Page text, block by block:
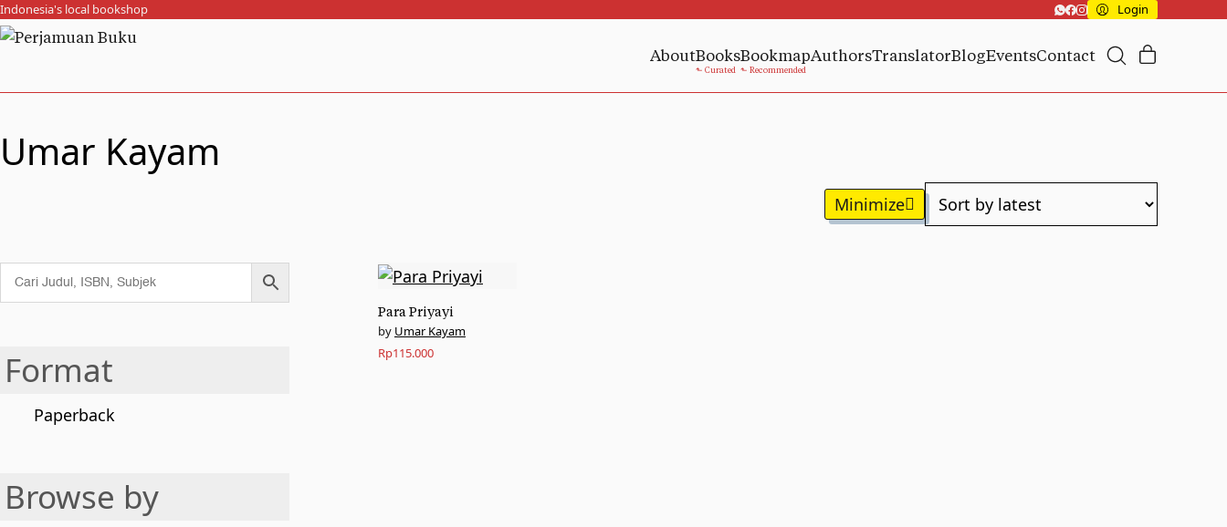
Indonesia's local bookshop Login
AboutBooksBookmapAuthorsTranslatorBlogEventsContact
Umar Kayam
Para Priyayi
Umar Kayam
Rp115.000
Format
Paperback
Browse by